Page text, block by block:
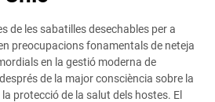
de les sabatilles desechables per a
preocupacions fonamentals de neteja
en la gestió moderna de
de la major consciència sobre la
protecció de la salut dels hostes. El